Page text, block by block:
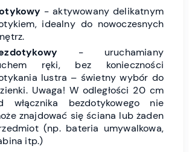
- aktywowany delikatnym
idealny do nowoczesnych
- uruchamiany
ręki, bez konieczności
lustra – świetny wybór do
Uwaga! W odległości 20 cm
włącznika bezdotykowego nie
znajdować się ściana lub żaden
(np. bateria umywalkowa,
itp.)